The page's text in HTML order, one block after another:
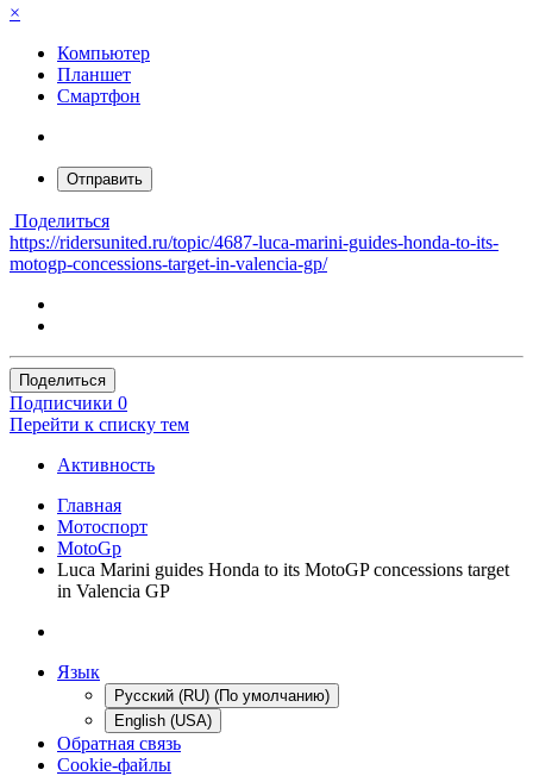
×
Компьютер
Планшет
Смартфон
Отправить
Поделиться
https://ridersunited.ru/topic/4687-luca-marini-guides-honda-to-its-
motogp-concessions-target-in-valencia-gp/
Поделиться
Подписчики 0
Перейти к списку тем
Активность
Главная
Мотоспорт
MotoGp
Luca Marini guides Honda to its MotoGP concessions target
in Valencia GP
Язык
Русский (RU) (По умолчанию)
English (USA)
Обратная связь
Cookie-файлы